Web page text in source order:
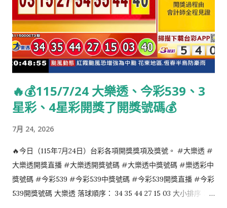
希，泰國政治家 1973年：蒙嘉慧，香港女演員 1975年：伊藤英
明，日本演員 葉月繪理乃，日本動畫聲優 1977年：湯姆·布雷
迪，美國美式足球運動員 1978年：余進德，台灣棒球選手 蔡淳
佳，新加坡女歌手 羅若安，香港前女新聞主播 1979年：Suara，
日本歌手 伊萬傑琳·莉莉，加拿大演員 [3] 1982年：張育保，台灣
棒球選手 周嘉儀，香港前女新聞主播 1984年：邁爾·傑德奈克，
澳大利亞職業足球員 1985年：朱紫嬈，香港歌手 1986年：夏洛
特·卡西拉奇，摩納哥社交名流 1987年：金亨俊，韓國藝人 1989
本藝人 1992年：卡莉·克勞斯，美國模特兒 1993年：熊井友理
奈，日本藝人 梁麗幗，香港社會活動人士 1997年：侯明昊，中
國男歌手、演員 1999年：俞璉靜，韓國女子團體宇宙少女成員、
I.O.I前成員 8月3日 逝世的知名人物： 1460年：詹姆斯二世，蘇
格蘭國王（1430年出生） 1954年：科萊特，法國女作家（1873年
🔥💰115/7/24 大樂透、今彩539、3
星彩、4星彩開獎了開獎號碼💰
7月 24, 2026
🔥今日（115年7月24日）台彩各項開獎獎項及獎號。 #大樂透 #
大樂透開獎直播 #大樂透開獎號碼 #大樂透中獎號碼 #樂透彩中
獎號碼 #今彩539 #今彩539中獎號碼 #今彩539開獎直播 #今彩
539開獎號碼 大樂透 落球順序： 34 35 44 27 15 03 大小排序：